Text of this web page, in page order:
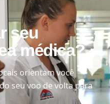
seu
médica?
orientam você
seu voo de volta para